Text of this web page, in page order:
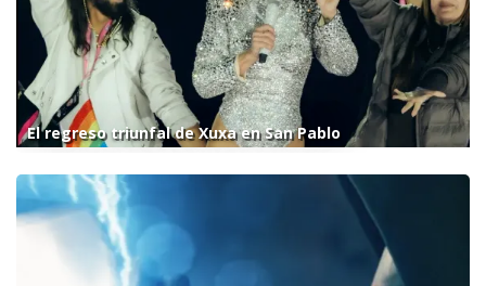
El regreso triunfal de Xuxa en San Pablo